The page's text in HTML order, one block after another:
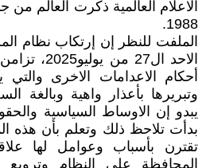
الاعلام العالمية ذکرت العالم
1988.
الملفت للنظر إن إرتکاب نظام
الاحد ال27
أحکام الاعدامات الاخرى والتي
وتبريرها بأعذار واهية وبالغة
يبدو إن الاوساط السياسية
بدأت تلاحظ ذلك وتعلم بأن هذه
تقترن بأسباب وعوامل لها
المحافظة على النظام